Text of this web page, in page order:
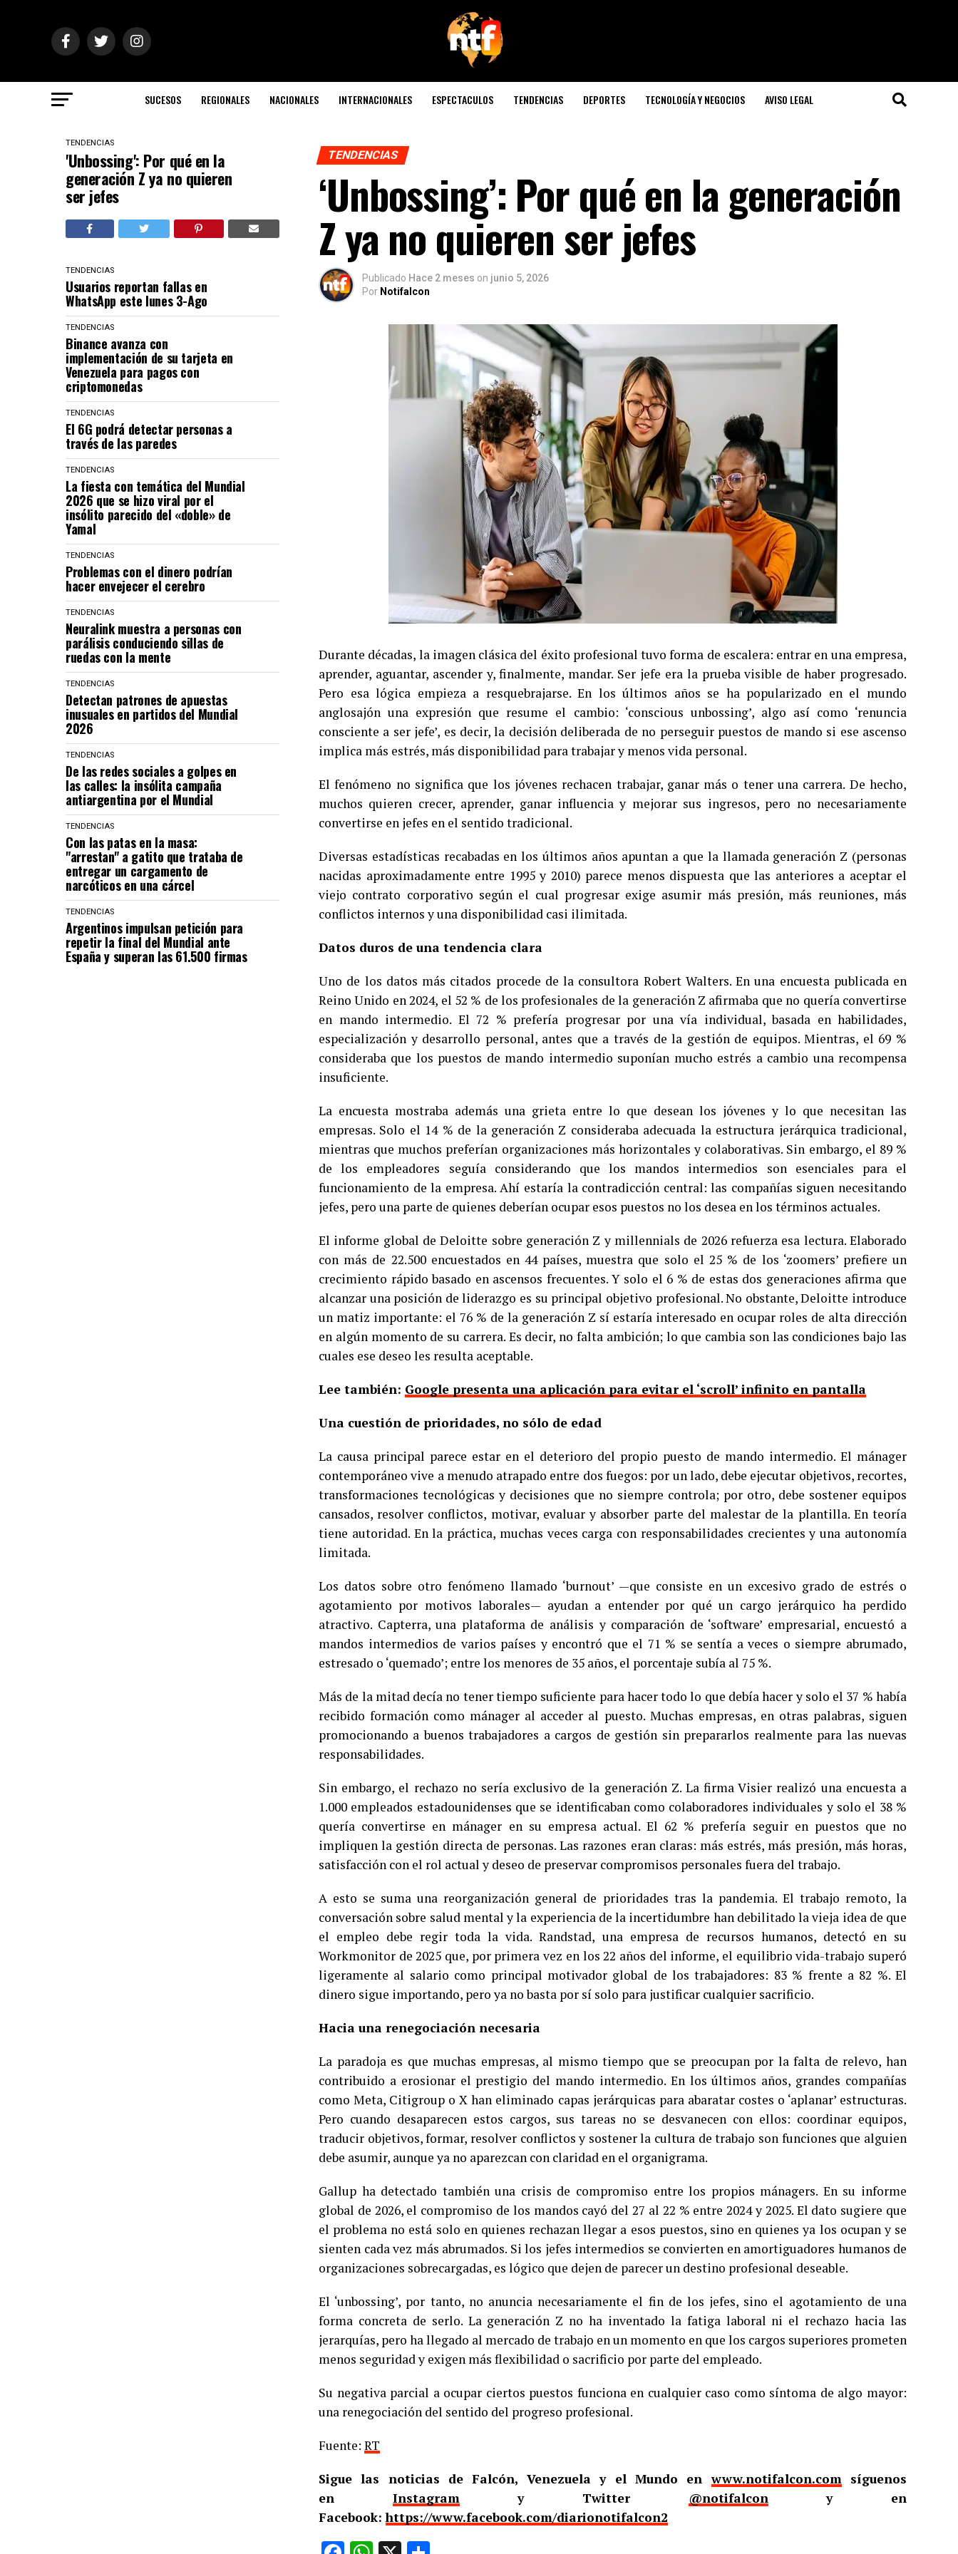
SUCESOS REGIONALES NACIONALES INTERNACIONALES ESPECTACULOS TENDENCIAS DEPORTES TECNOLOGÍA Y NEGOCIOS AVISO LEGAL
TENDENCIAS
'Unbossing': Por qué en la
generación Z ya no quieren
ser jefes
TENDENCIAS
Usuarios reportan fallas en
WhatsApp este lunes 3-Ago
TENDENCIAS
Binance avanza con
implementación de su tarjeta en
Venezuela para pagos con
criptomonedas
TENDENCIAS
El 6G podrá detectar personas a
través de las paredes
TENDENCIAS
La fiesta con temática del Mundial
2026 que se hizo viral por el
insólito parecido del «doble» de
Yamal
TENDENCIAS
Problemas con el dinero podrían
hacer envejecer el cerebro
TENDENCIAS
Neuralink muestra a personas con
parálisis conduciendo sillas de
ruedas con la mente
TENDENCIAS
Detectan patrones de apuestas
inusuales en partidos del Mundial
2026
TENDENCIAS
De las redes sociales a golpes en
las calles: la insólita campaña
antiargentina por el Mundial
TENDENCIAS
Con las patas en la masa:
"arrestan" a gatito que trataba de
entregar un cargamento de
narcóticos en una cárcel
TENDENCIAS
Argentinos impulsan petición para
repetir la final del Mundial ante
España y superan las 61.500 firmas
TENDENCIAS
‘Unbossing’: Por qué en la generación
Z ya no quieren ser jefes
Publicado Hace 2 meses on junio 5, 2026
Por Notifalcon
Durante décadas, la imagen clásica del éxito profesional tuvo forma de escalera: entrar en una empresa,
aprender, aguantar, ascender y, finalmente, mandar. Ser jefe era la prueba visible de haber progresado.
Pero esa lógica empieza a resquebrajarse. En los últimos años se ha popularizado en el mundo
anglosajón una expresión que resume el cambio: ‘conscious unbossing’, algo así como ‘renuncia
consciente a ser jefe’, es decir, la decisión deliberada de no perseguir puestos de mando si ese ascenso
implica más estrés, más disponibilidad para trabajar y menos vida personal.
El fenómeno no significa que los jóvenes rechacen trabajar, ganar más o tener una carrera. De hecho,
muchos quieren crecer, aprender, ganar influencia y mejorar sus ingresos, pero no necesariamente
convertirse en jefes en el sentido tradicional.
Diversas estadísticas recabadas en los últimos años apuntan a que la llamada generación Z (personas
nacidas aproximadamente entre 1995 y 2010) parece menos dispuesta que las anteriores a aceptar el
viejo contrato corporativo según el cual progresar exige asumir más presión, más reuniones, más
conflictos internos y una disponibilidad casi ilimitada.
Datos duros de una tendencia clara
Uno de los datos más citados procede de la consultora Robert Walters. En una encuesta publicada en
Reino Unido en 2024, el 52 % de los profesionales de la generación Z afirmaba que no quería convertirse
en mando intermedio. El 72 % prefería progresar por una vía individual, basada en habilidades,
especialización y desarrollo personal, antes que a través de la gestión de equipos. Mientras, el 69 %
consideraba que los puestos de mando intermedio suponían mucho estrés a cambio una recompensa
insuficiente.
La encuesta mostraba además una grieta entre lo que desean los jóvenes y lo que necesitan las
empresas. Solo el 14 % de la generación Z consideraba adecuada la estructura jerárquica tradicional,
mientras que muchos preferían organizaciones más horizontales y colaborativas. Sin embargo, el 89 %
de los empleadores seguía considerando que los mandos intermedios son esenciales para el
funcionamiento de la empresa. Ahí estaría la contradicción central: las compañías siguen necesitando
jefes, pero una parte de quienes deberían ocupar esos puestos no los desea en los términos actuales.
El informe global de Deloitte sobre generación Z y millennials de 2026 refuerza esa lectura. Elaborado
con más de 22.500 encuestados en 44 países, muestra que solo el 25 % de los ‘zoomers’ prefiere un
crecimiento rápido basado en ascensos frecuentes. Y solo el 6 % de estas dos generaciones afirma que
alcanzar una posición de liderazgo es su principal objetivo profesional. No obstante, Deloitte introduce
un matiz importante: el 76 % de la generación Z sí estaría interesado en ocupar roles de alta dirección
en algún momento de su carrera. Es decir, no falta ambición; lo que cambia son las condiciones bajo las
cuales ese deseo les resulta aceptable.
Lee también: Google presenta una aplicación para evitar el ‘scroll’ infinito en pantalla
Una cuestión de prioridades, no sólo de edad
La causa principal parece estar en el deterioro del propio puesto de mando intermedio. El mánager
contemporáneo vive a menudo atrapado entre dos fuegos: por un lado, debe ejecutar objetivos, recortes,
transformaciones tecnológicas y decisiones que no siempre controla; por otro, debe sostener equipos
cansados, resolver conflictos, motivar, evaluar y absorber parte del malestar de la plantilla. En teoría
tiene autoridad. En la práctica, muchas veces carga con responsabilidades crecientes y una autonomía
limitada.
Los datos sobre otro fenómeno llamado ‘burnout’ —que consiste en un excesivo grado de estrés o
agotamiento por motivos laborales— ayudan a entender por qué un cargo jerárquico ha perdido
atractivo. Capterra, una plataforma de análisis y comparación de ‘software’ empresarial, encuestó a
mandos intermedios de varios países y encontró que el 71 % se sentía a veces o siempre abrumado,
estresado o ‘quemado’; entre los menores de 35 años, el porcentaje subía al 75 %.
Más de la mitad decía no tener tiempo suficiente para hacer todo lo que debía hacer y solo el 37 % había
recibido formación como mánager al acceder al puesto. Muchas empresas, en otras palabras, siguen
promocionando a buenos trabajadores a cargos de gestión sin prepararlos realmente para las nuevas
responsabilidades.
Sin embargo, el rechazo no sería exclusivo de la generación Z. La firma Visier realizó una encuesta a
1.000 empleados estadounidenses que se identificaban como colaboradores individuales y solo el 38 %
quería convertirse en mánager en su empresa actual. El 62 % prefería seguir en puestos que no
impliquen la gestión directa de personas. Las razones eran claras: más estrés, más presión, más horas,
satisfacción con el rol actual y deseo de preservar compromisos personales fuera del trabajo.
A esto se suma una reorganización general de prioridades tras la pandemia. El trabajo remoto, la
conversación sobre salud mental y la experiencia de la incertidumbre han debilitado la vieja idea de que
el empleo debe regir toda la vida. Randstad, una empresa de recursos humanos, detectó en su
Workmonitor de 2025 que, por primera vez en los 22 años del informe, el equilibrio vida-trabajo superó
ligeramente al salario como principal motivador global de los trabajadores: 83 % frente a 82 %. El
dinero sigue importando, pero ya no basta por sí solo para justificar cualquier sacrificio.
Hacia una renegociación necesaria
La paradoja es que muchas empresas, al mismo tiempo que se preocupan por la falta de relevo, han
contribuido a erosionar el prestigio del mando intermedio. En los últimos años, grandes compañías
como Meta, Citigroup o X han eliminado capas jerárquicas para abaratar costes o ‘aplanar’ estructuras.
Pero cuando desaparecen estos cargos, sus tareas no se desvanecen con ellos: coordinar equipos,
traducir objetivos, formar, resolver conflictos y sostener la cultura de trabajo son funciones que alguien
debe asumir, aunque ya no aparezcan con claridad en el organigrama.
Gallup ha detectado también una crisis de compromiso entre los propios mánagers. En su informe
global de 2026, el compromiso de los mandos cayó del 27 al 22 % entre 2024 y 2025. El dato sugiere que
el problema no está solo en quienes rechazan llegar a esos puestos, sino en quienes ya los ocupan y se
sienten cada vez más abrumados. Si los jefes intermedios se convierten en amortiguadores humanos de
organizaciones sobrecargadas, es lógico que dejen de parecer un destino profesional deseable.
El ‘unbossing’, por tanto, no anuncia necesariamente el fin de los jefes, sino el agotamiento de una
forma concreta de serlo. La generación Z no ha inventado la fatiga laboral ni el rechazo hacia las
jerarquías, pero ha llegado al mercado de trabajo en un momento en que los cargos superiores prometen
menos seguridad y exigen más flexibilidad o sacrificio por parte del empleado.
Su negativa parcial a ocupar ciertos puestos funciona en cualquier caso como síntoma de algo mayor:
una renegociación del sentido del progreso profesional.
Fuente: RT
Sigue las noticias de Falcón, Venezuela y el Mundo enwww.notifalcon.comsíguenos
en Instagramy Twitter @notifalcony en
Facebook:https://www.facebook.com/diarionotifalcon2